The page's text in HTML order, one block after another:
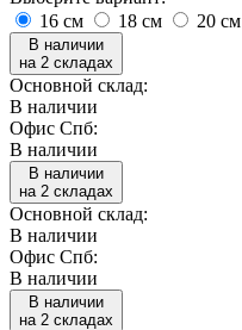
16 см
18 см 20 см
В наличии
на 2 складах
Основной склад:
В наличии
Офис Спб:
В наличии
В наличии
на 2 складах
Основной склад:
В наличии
Офис Спб:
В наличии
В наличии
на 2 складах